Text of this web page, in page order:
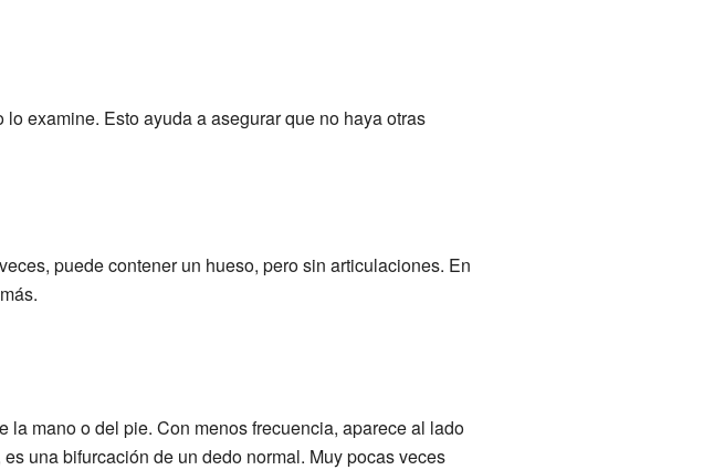
examine. Esto ayuda a asegurar que no haya otras
puede contener un hueso, pero sin articulaciones. En
mano o del pie. Con menos frecuencia, aparece al lado
una bifurcación de un dedo normal. Muy pocas veces